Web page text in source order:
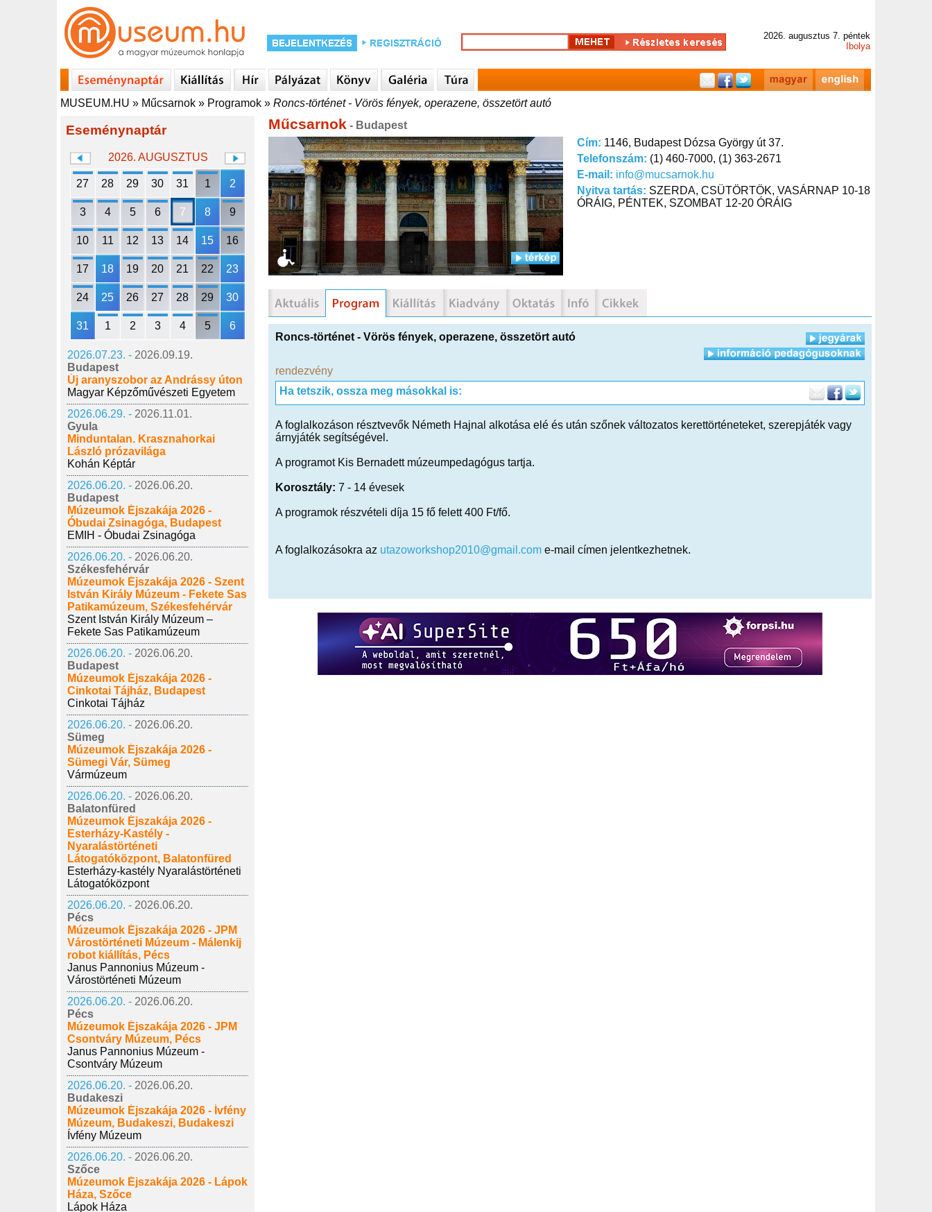
2026. augusztus 7. péntek
Ibolya
MUSEUM.HU » Műcsarnok » Programok » Roncs-történet - Vörös fények, operazene, összetört autó
Eseménynaptár
2026. AUGUSZTUS
27 28 29 30 31 1 2
3 4 5 6 7 8 9
10 11 12 13 14 15 16
17 18 19 20 21 22 23
24 25 26 27 28 29 30
31 1 2 3 4 5 6
2026.07.23. - 2026.09.19.
Budapest
Új aranyszobor az Andrássy úton
Magyar Képzőművészeti Egyetem
2026.06.29. - 2026.11.01.
Gyula
Minduntalan. Krasznahorkai
László prózavilága
Kohán Képtár
2026.06.20. - 2026.06.20.
Budapest
Múzeumok Éjszakája 2026 -
Óbudai Zsinagóga, Budapest
EMIH - Óbudai Zsinagóga
2026.06.20. - 2026.06.20.
Székesfehérvár
Múzeumok Éjszakája 2026 - Szent
István Király Múzeum - Fekete Sas
Patikamúzeum, Székesfehérvár
Szent István Király Múzeum –
Fekete Sas Patikamúzeum
2026.06.20. - 2026.06.20.
Budapest
Múzeumok Éjszakája 2026 -
Cinkotai Tájház, Budapest
Cinkotai Tájház
2026.06.20. - 2026.06.20.
Sümeg
Múzeumok Éjszakája 2026 -
Sümegi Vár, Sümeg
Vármúzeum
2026.06.20. - 2026.06.20.
Balatonfüred
Múzeumok Éjszakája 2026 -
Esterházy-Kastély -
Nyaralástörténeti
Látogatóközpont, Balatonfüred
Esterházy-kastély Nyaralástörténeti
Látogatóközpont
2026.06.20. - 2026.06.20.
Pécs
Múzeumok Éjszakája 2026 - JPM
Várostörténeti Múzeum - Málenkij
robot kiállítás, Pécs
Janus Pannonius Múzeum -
Várostörténeti Múzeum
2026.06.20. - 2026.06.20.
Pécs
Múzeumok Éjszakája 2026 - JPM
Csontváry Múzeum, Pécs
Janus Pannonius Múzeum -
Csontváry Múzeum
2026.06.20. - 2026.06.20.
Budakeszi
Múzeumok Éjszakája 2026 - Ívfény
Múzeum, Budakeszi, Budakeszi
Ívfény Múzeum
2026.06.20. - 2026.06.20.
Szőce
Múzeumok Éjszakája 2026 - Lápok
Háza, Szőce
Lápok Háza
Műcsarnok - Budapest
Cím: 1146, Budapest Dózsa György út 37.
Telefonszám: (1) 460-7000, (1) 363-2671
E-mail: info@mucsarnok.hu
Nyitva tartás: SZERDA, CSÜTÖRTÖK, VASÁRNAP 10-18
ÓRÁIG, PÉNTEK, SZOMBAT 12-20 ÓRÁIG
Roncs-történet - Vörös fények, operazene, összetört autó
rendezvény
Ha tetszik, ossza meg másokkal is:
A foglalkozáson résztvevők Németh Hajnal alkotása elé és után szőnek változatos kerettörténeteket, szerepjáték vagy
árnyjáték segítségével.
A programot Kis Bernadett múzeumpedagógus tartja.
Korosztály: 7 - 14 évesek
A programok részvételi díja 15 fő felett 400 Ft/fő.
A foglalkozásokra az utazoworkshop2010@gmail.com e-mail címen jelentkezhetnek.